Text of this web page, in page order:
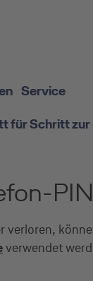
Direkt
Service
für Schritt zur
verloren,
verwendet